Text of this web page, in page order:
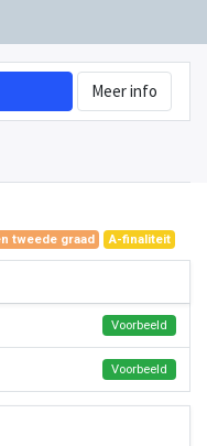
Meer info
tweede graad A-finaliteit
Voorbeeld
Voorbeeld